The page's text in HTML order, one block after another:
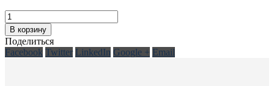
В корзину
Поделиться
Facebook Twitter LinkedIn Google + Email